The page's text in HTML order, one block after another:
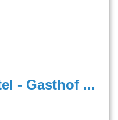
Natur- & Wanderhotel - Gasthof Mühle